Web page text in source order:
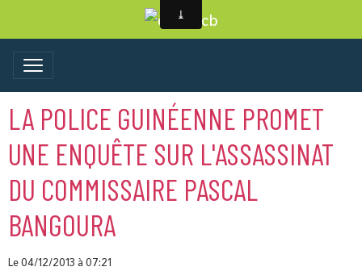
LA POLICE GUINÉENNE PROMET
UNE ENQUÊTE SUR L'ASSASSINAT
DU COMMISSAIRE PASCAL
BANGOURA
Le 04/12/2013 à 07:21